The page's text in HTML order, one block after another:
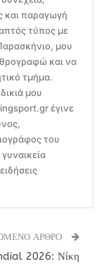
και παραγωγή
τύπος με
μου
και να
τμήμα.
μου
έγινε
του
ΑΡΘΡΟ
2026: Νίκη